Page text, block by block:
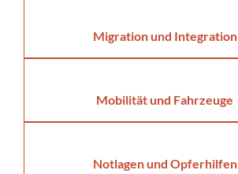
Migration und Integration
Mobilität und Fahrzeuge
Notlagen und Opferhilfen